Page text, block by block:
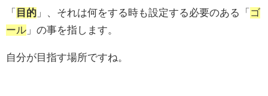
「 目的 」、それは何をする時も設定する必要のある「 ゴ
ール 」の事を指します。
自分が目指す場所ですね。